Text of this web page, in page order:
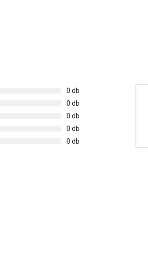
0 db
0 db
0 db
0 db
0 db